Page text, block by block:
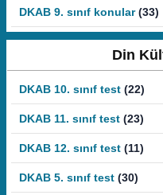
DKAB 9. sınıf konular (33)
Din
DKAB 10. sınıf test (22)
DKAB 11. sınıf test (23)
DKAB 12. sınıf test (11)
DKAB 5. sınıf test (30)